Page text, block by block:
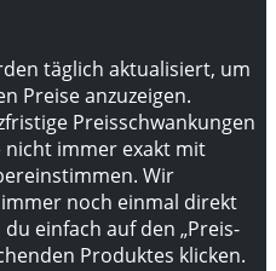
täglich aktualisiert, um
Preise anzuzeigen.
Preisschwankungen
nicht immer exakt mit
Wir
noch einmal direkt
einfach auf den „Preis-
Produktes klicken.